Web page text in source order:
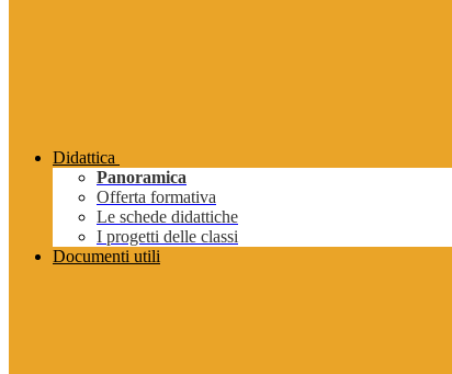
Didattica
Panoramica
Offerta formativa
Le schede didattiche
I progetti delle classi
Documenti utili